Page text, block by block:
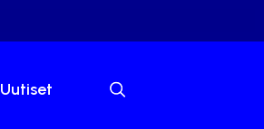
Uutiset